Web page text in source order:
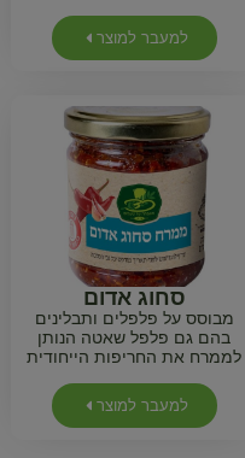
למעבר למוצר
סחוג אדום
מבוסס על פלפלים ותבלינים
בהם גם פלפל שאטה הנותן
לממרח את החריפות הייחודית
למעבר למוצר